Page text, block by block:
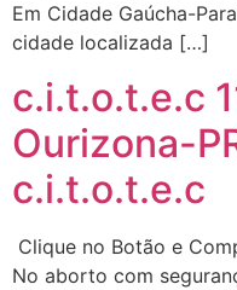
Em Cidade Gaúcha-
cidade localizada […]
c.i.t.o.t.e.c
Ourizona-
c.i.t.o.t.e.c
Clique no Botão e
No aborto com
G
quem
22/